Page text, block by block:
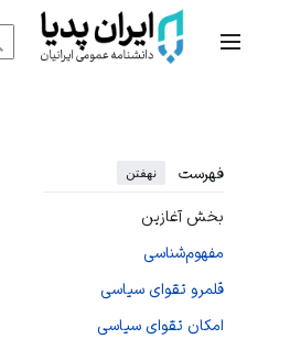
منوی اصلی
فهرست نهفتن
بخش آغازین
مفهوم‌شناسی
قلمرو تقوای سیاسی
امکان تقوای سیاسی